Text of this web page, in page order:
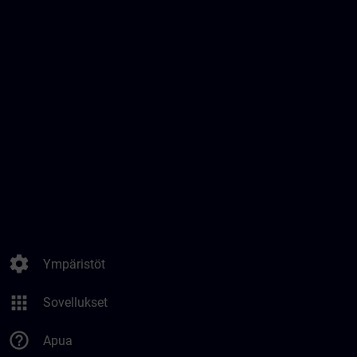
settings Ympäristöt
apps Sovellukset
help_outline Apua